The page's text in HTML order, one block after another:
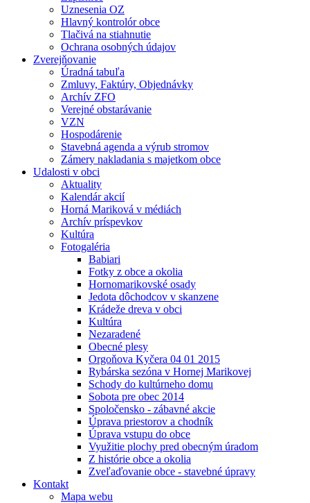
Uznesenia OZ
Hlavný kontrolór obce
Tlačivá na stiahnutie
Ochrana osobných údajov
Zverejňovanie
Úradná tabuľa
Zmluvy, Faktúry, Objednávky
Archív ZFO
Verejné obstarávanie
VZN
Hospodárenie
Stavebná agenda a výrub stromov
Zámery nakladania s majetkom obce
Udalosti v obci
Aktuality
Kalendár akcií
Horná Mariková v médiách
Archív príspevkov
Kultúra
Fotogaléria
Babiari
Fotky z obce a okolia
Hornomarikovské osady
Jedota dôchodcov v skanzene
Krádeže dreva v obci
Kultúra
Nezaradené
Obecné plesy
Orgoňova Kyčera 04 01 2015
Rybárska sezóna v Hornej Marikovej
Schody do kultúrneho domu
Sobota pre obec 2014
Spoločensko - zábavné akcie
Úprava priestorov a chodník
Úprava vstupu do obce
Využitie plochy pred obecným úradom
Z histórie obce a okolia
Zveľaďovanie obce - stavebné úpravy
Kontakt
Mapa webu